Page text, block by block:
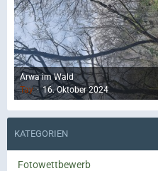
Arwa im Wald
Tay
16. Oktober 2024
KATEGORIEN
Fotowettbewerb